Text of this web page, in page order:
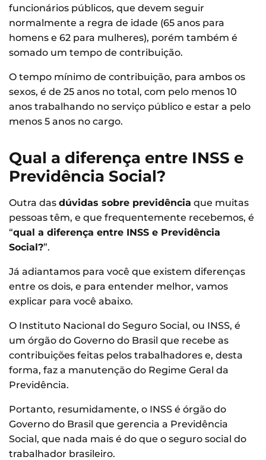
funcionários públicos, que devem seguir
normalmente a regra de idade (65 anos para
homens e 62 para mulheres), porém também é
somado um tempo de contribuição.
O tempo mínimo de contribuição, para ambos os
sexos, é de 25 anos no total, com pelo menos 10
anos trabalhando no serviço público e estar a pelo
menos 5 anos no cargo.
Qual a diferença entre INSS e
Previdência Social?
Outra das dúvidas sobre previdência que muitas
pessoas têm, e que frequentemente recebemos, é
“qual a diferença entre INSS e Previdência
Social?”.
Já adiantamos para você que existem diferenças
entre os dois, e para entender melhor, vamos
explicar para você abaixo.
O Instituto Nacional do Seguro Social, ou INSS, é
um órgão do Governo do Brasil que recebe as
contribuições feitas pelos trabalhadores e, desta
forma, faz a manutenção do Regime Geral da
Previdência.
Portanto, resumidamente, o INSS é órgão do
Governo do Brasil que gerencia a Previdência
Social, que nada mais é do que o seguro social do
trabalhador brasileiro.